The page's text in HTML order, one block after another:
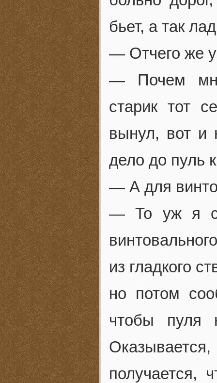
бьет, а так
— Отчего же у
— Почем
старик тот
вынул, вот и
дело до пуль
— А для
— То уж я
из гладкого
но потом
чтобы пуля
получается,